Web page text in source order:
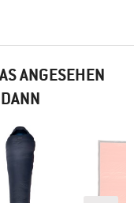
ANGESEHEN